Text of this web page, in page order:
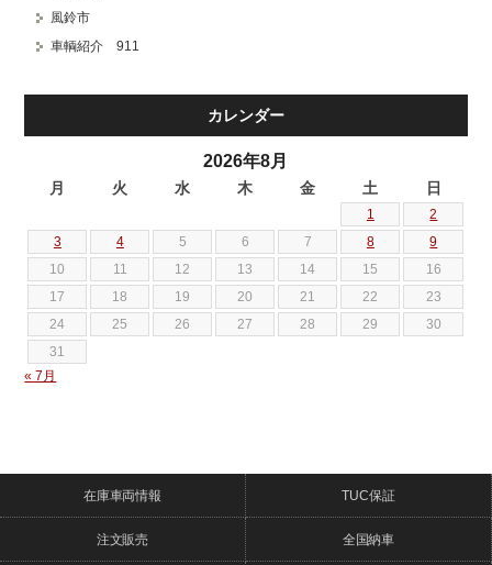
風鈴市
車輌紹介 911
カレンダー
2026年8月
月 火 水 木 金 土 日
1
2
3
4 5 6 7 8
9
10
11 12 13 14 15
16
17
18 19 20 21 22
23
24
25 26 27 28 29
30
31
« 7月
在庫車両情報 TUC保証
注文販売 全国納車